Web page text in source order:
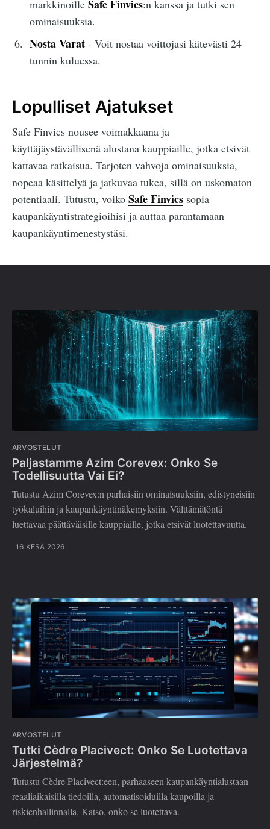
markkinoille Safe Finvics:n kanssa ja tutki sen
ominaisuuksia.
Nosta Varat- Voit nostaa voittojasi kätevästi 24
tunnin kuluessa.
Lopulliset Ajatukset
Safe Finvics nousee voimakkaana ja
käyttäjäystävällisenä alustana kauppiaille, jotka etsivät
kattavaa ratkaisua. Tarjoten vahvoja ominaisuuksia,
nopeaa käsittelyä ja jatkuvaa tukea, sillä on uskomaton
potentiaali. Tutustu, voiko Safe Finvics sopia
kaupankäyntistrategioihisi ja auttaa parantamaan
kaupankäyntimenestystäsi.
ARVOSTELUT
Paljastamme Azim Corevex: Onko Se
Todellisuutta Vai Ei?
Tutustu Azim Corevex:n parhaisiin ominaisuuksiin, edistyneisiin
työkaluihin ja kaupankäyntinäkemyksiin. Välttämätöntä
luettavaa päättäväisille kauppiaille, jotka etsivät luotettavuutta.
16 KESÄ 2026
ARVOSTELUT
Tutki Cèdre Placivect: Onko Se Luotettava
Järjestelmä?
Tutustu Cèdre Placivect:een, parhaaseen kaupankäyntialustaan
reaaliaikaisilla tiedoilla, automatisoiduilla kaupoilla ja
riskienhallinnalla. Katso, onko se luotettava.